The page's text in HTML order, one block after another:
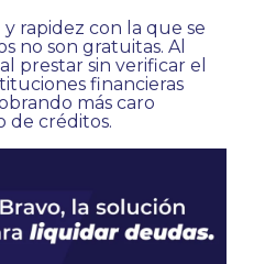
rapidez con la que se
no son gratuitas. Al
prestar sin verificar el
financieras
más caro
de créditos.